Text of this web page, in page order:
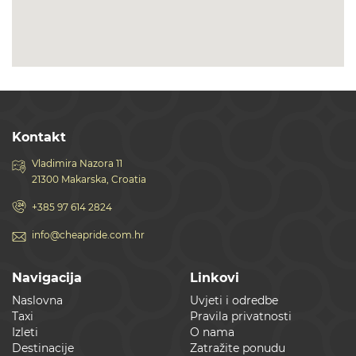
Kontakt
Vladimira Nazora 11
21300 Makarska, Croatia
+385 97 614 2824
info@cheapride.com.hr
Navigacija
Naslovna
Taxi
Izleti
Destinacije
Linkovi
Uvjeti i odredbe
Pravila privatnosti
O nama
Zatražite ponudu